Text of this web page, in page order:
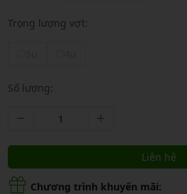
Trọng lượng vợt:
Số lượng:
Liên hệ
Chương trình khuyến mãi: